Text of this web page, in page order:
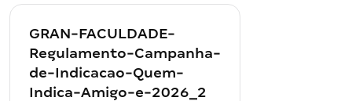
GRAN-FACULDADE-
Regulamento-Campanha-
de-Indicacao-Quem-
Indica-Amigo-e-2026_2